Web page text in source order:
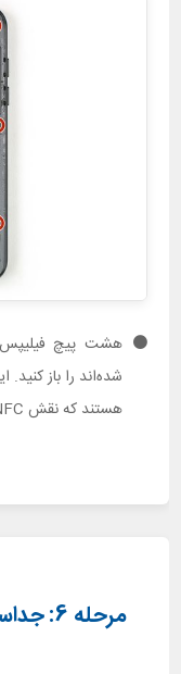
شده‌اند را باز
هستند که نقش NFC را هم ایفاء می‌کند.